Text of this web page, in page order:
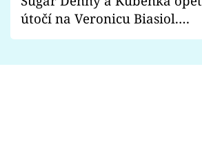
útočí na Veronicu Biasiol.
Proč je podle nich falešná a